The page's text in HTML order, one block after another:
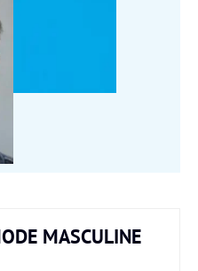
MASCULINE